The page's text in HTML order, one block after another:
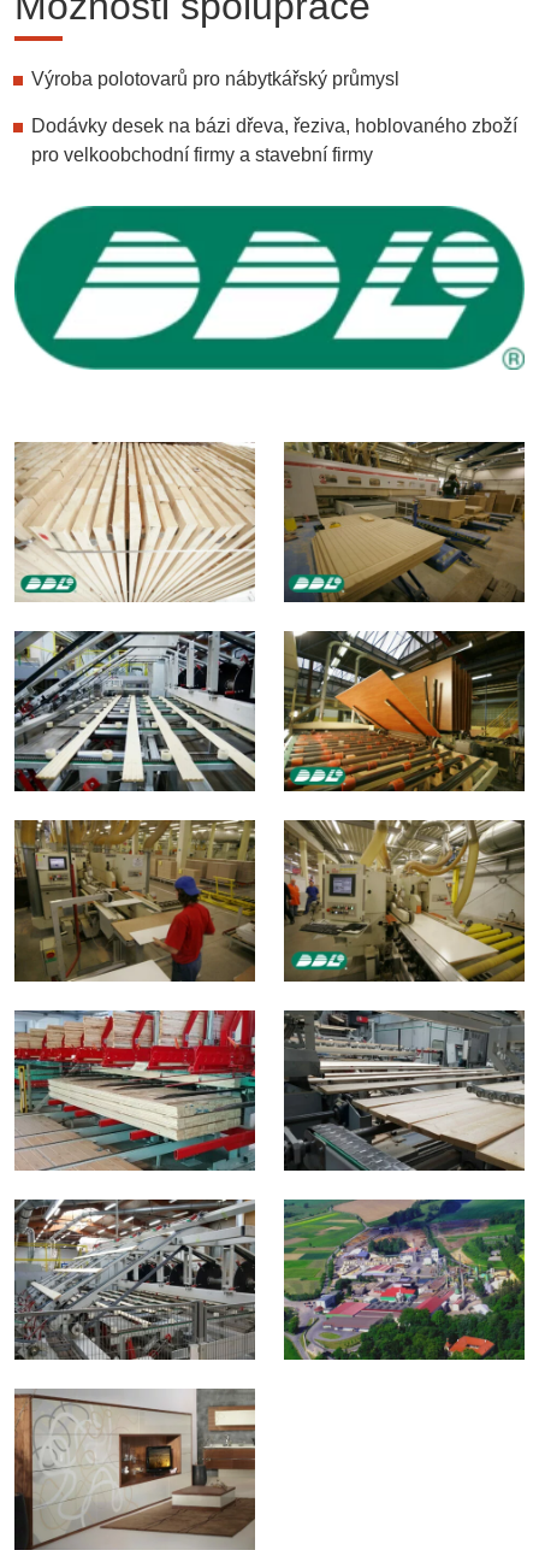
Výroba polotovarů pro nábytkářský průmysl
Dodávky desek na bázi dřeva, řeziva, hoblovaného zboží
pro velkoobchodní firmy a stavební firmy